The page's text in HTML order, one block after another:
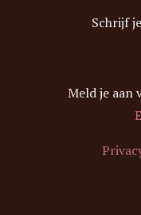
Schrijf
Meld je aan